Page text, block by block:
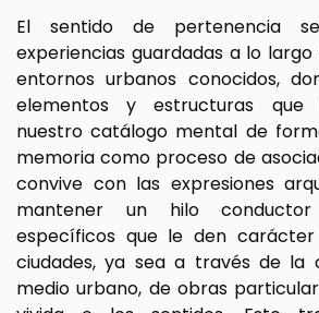
El sentido de pertenencia
experiencias guardadas a lo
entornos urbanos conocidos,
elementos y estructuras que
nuestro catálogo mental de
memoria como proceso de
convive con las expresiones
mantener un hilo
específicos que le den
ciudades, ya sea a través de la
medio urbano, de obras